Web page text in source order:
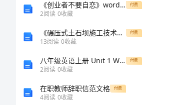
《创业者不要自恋》word版 付费
2阅读 0收藏
《碾压式土石坝施工技术规范》 付费
13阅读 0收藏
八年级英语上册 Unit 1 Where did you go on vacation？单元综合检测 （新版）人教新目标版 付费
2阅读 0收藏
在职教师辞职信范文格 付费
4阅读 0收藏